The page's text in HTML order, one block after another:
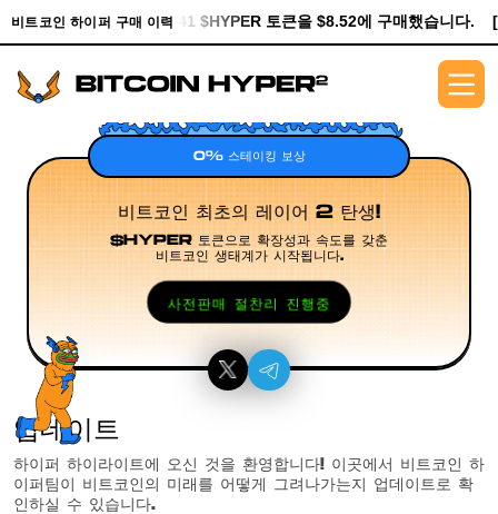
비트코인 하이퍼 구매 이력
[0xe8Dc...2239a]에서 741 $HYPER 토큰을 $8.52에 구매했습니다.
0% 스테이킹 보상
비트코인 최초의 레이어 2 탄생!
$HYPER 토큰으로 확장성과 속도를 갖춘
비트코인 생태계가 시작됩니다.
사전판매 절찬리 진행중
업데이트
하이퍼 하이라이트에 오신 것을 환영합니다! 이곳에서 비트코인 하
이퍼팀이 비트코인의 미래를 어떻게 그려나가는지 업데이트로 확
인하실 수 있습니다.